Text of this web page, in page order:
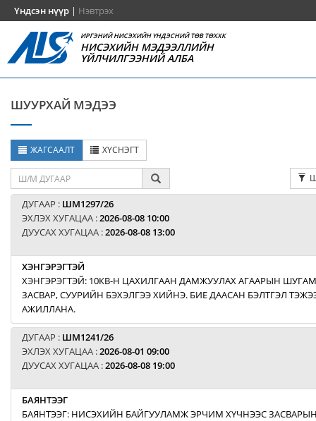
Үндсэн нүүр | Нэвтрэх
ИРГЭНИЙ НИСЭХИЙН ҮНДЭСНИЙ ТӨВ ТӨХХК
НИСЭХИЙН МЭДЭЭЛЛИЙН
ҮЙЛЧИЛГЭЭНИЙ АЛБА
ШУУРХАЙ МЭДЭЭ
ЖАГСААЛТ ХҮСНЭГТ
ДУГААР : ШМ1297/26
ЭХЛЭХ ХУГАЦАА :2026-08-08 10:00
ДУУСАХ ХУГАЦАА :2026-08-08 13:00
ХЭНГЭРЭГТЭЙ
ХЭНГЭРЭГТЭЙ: 10КВ-Н ЦАХИЛГААН ДАМЖУУЛАХ АГААРЫН
ЗАСВАР, СУУРИЙН БЭХЭЛГЭЭ ХИЙНЭ. БИЕ ДААСАН БЭЛТГЭЛ
АЖИЛЛАНА.
ДУГААР : ШМ1241/26
ЭХЛЭХ ХУГАЦАА :2026-08-01 09:00
ДУУСАХ ХУГАЦАА :2026-08-08 19:00
БАЯНТЭЭГ
БАЯНТЭЭГ: НИСЭХИЙН БАЙГУУЛАМЖ ЭРЧИМ ХҮЧНЭЭС